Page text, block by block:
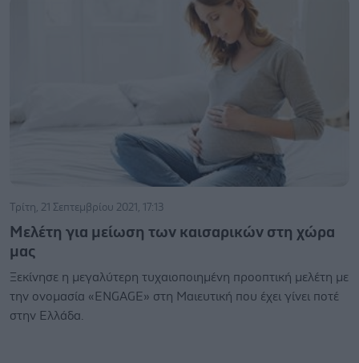
Τρίτη, 21 Σεπτεμβρίου 2021, 17:13
Μελέτη για μείωση των καισαρικών στη χώρα
μας
Ξεκίνησε η μεγαλύτερη τυχαιοποιημένη προοπτική μελέτη με
την ονομασία «ENGAGE» στη Μαιευτική που έχει γίνει ποτέ
στην Ελλάδα.